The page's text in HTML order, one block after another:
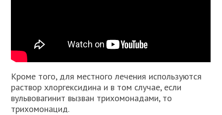
Кроме того, для местного лечения используются
раствор хлоргексидина и в том случае, если
вульвовагинит вызван трихомонадами, то
трихомонацид.